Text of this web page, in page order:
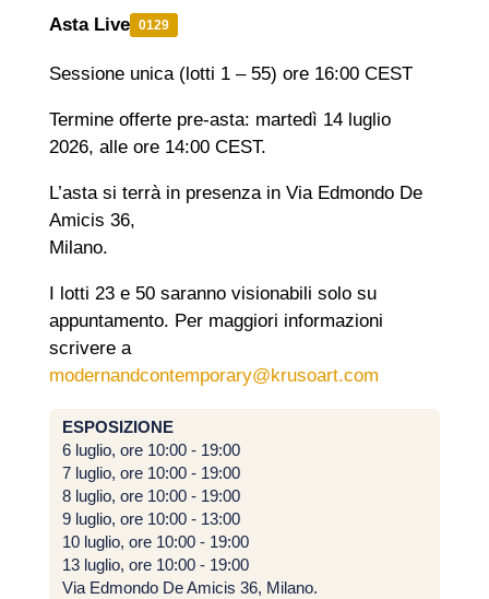
Asta Live 0129
Sessione unica (lotti 1 – 55) ore 16:00 CEST
Termine offerte pre-asta: martedì 14 luglio
2026, alle ore 14:00 CEST.
L’asta si terrà in presenza in Via Edmondo De
Amicis 36,
Milano.
I lotti 23 e 50 saranno visionabili solo su
appuntamento. Per maggiori informazioni
scrivere a
modernandcontemporary@krusoart.com
ESPOSIZIONE
6 luglio, ore 10:00 - 19:00
7 luglio, ore 10:00 - 19:00
8 luglio, ore 10:00 - 19:00
9 luglio, ore 10:00 - 13:00
10 luglio, ore 10:00 - 19:00
13 luglio, ore 10:00 - 19:00
Via Edmondo De Amicis 36, Milano.